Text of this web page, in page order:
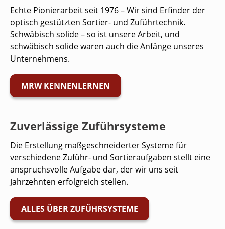
Echte Pionierarbeit seit 1976 – Wir sind Erfinder der
optisch gestützten Sortier- und Zuführtechnik.
Schwäbisch solide – so ist unsere Arbeit, und
schwäbisch solide waren auch die Anfänge unseres
Unternehmens.
MRW KENNENLERNEN
Zuverlässige Zuführsysteme
Die Erstellung maßgeschneiderter Systeme für
verschiedene Zuführ- und Sortieraufgaben stellt eine
anspruchsvolle Aufgabe dar, der wir uns seit
Jahrzehnten erfolgreich stellen.
ALLES ÜBER ZUFÜHRSYSTEME